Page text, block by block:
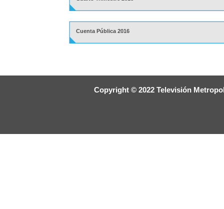
Cuenta Pública 2016
Copyright © 2022 Televisión